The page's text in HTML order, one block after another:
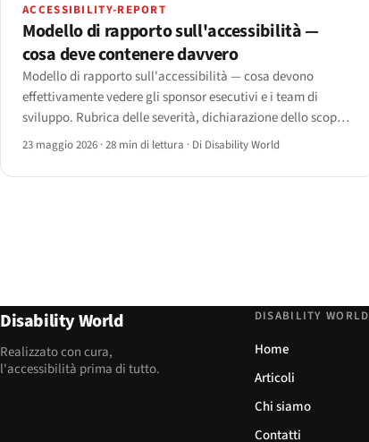
ACCESSIBILITY-REPORT
Modello di rapporto sull'accessibilità —
cosa deve contenere davvero
Modello di rapporto sull'accessibilità — cosa devono
effettivamente vedere gli sponsor esecutivi e i team di
sviluppo. Rubrica delle severità, dichiarazione dello scopo,
formato dei rilievi, più una struttura di modello scaricabile
23 maggio 2026 ·28 min di lettura · Di Disability World
Disability World
Realizzato con cura,
l'accessibilità prima di tutto.
DISABILITY WORLD
Home
Articoli
Chi siamo
Contatti